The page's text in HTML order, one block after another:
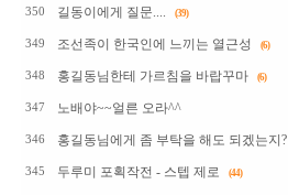
350 길동이에게 질문.... (39)
349 조선족이 한국인에 느끼는 열근성 (6)
348 홍길동님한테 가르침을 바랍꾸마 (6)
347 노배야~~얼른 오라^^
346 홍길동님에게 좀 부탁을 해도 되겠는지?
345 두루미 포획작전 - 스텝 제로 (44)